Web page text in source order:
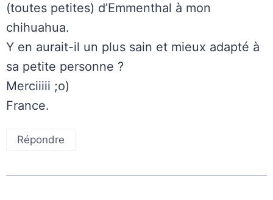
(toutes petites) d’Emmenthal à mon
chihuahua.
Y en aurait-il un plus sain et mieux adapté à
sa petite personne ?
Merciiiii ;o)
France.
Répondre